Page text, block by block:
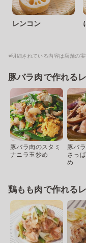
レンコン
※明細されている内容は店舗の
豚バラ肉で作れる
豚バラ肉のスタミ
ナニラ玉炒め
豚バ
さっ
め
鶏もも肉で作れる